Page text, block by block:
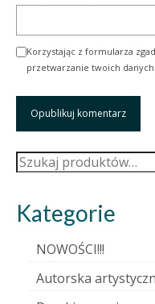
Korzystając z formularza
przetwarzanie twoich
Szukaj:
Kategorie
NOWOŚCI!!!
Autorska